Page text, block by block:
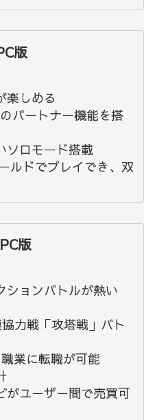
版
楽しめる
パートナー機能を搭
ソロモード搭載
ルドでプレイでき、双
版
ションバトルが熱い
力戦「攻塔戦」バト
業に転職が可能
がユーザー間で売買可